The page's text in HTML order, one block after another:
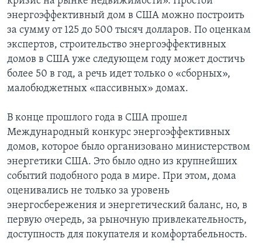
энергоэффективный дом в США можно построить
за сумму от 125 до 500 тысяч долларов. По оценкам
экспертов, строительство энергоэффективных
домов в США уже следующем году может достичь
более 50 в год, а речь идет только о «сборных»,
малобюджетных «пассивных» домах.
В конце прошлого года в США прошел
Международный конкурс энергоэффективных
домов, которое было организовано министерством
энергетики США. Это было одно из крупнейших
событий подобного рода в мире. При этом, дома
оценивались не только за уровень
энергосбережения и энергетический баланс, но, в
первую очередь, за рыночную привлекательность,
доступность для покупателя и комфортабельность.